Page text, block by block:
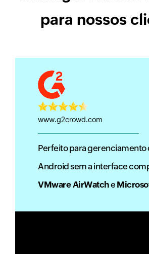
para nossos
www.g2crowd.com
Perfeito para gerenciamento
Android sem a interface
VMware AirWatche